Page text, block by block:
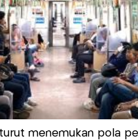
menemukan pola